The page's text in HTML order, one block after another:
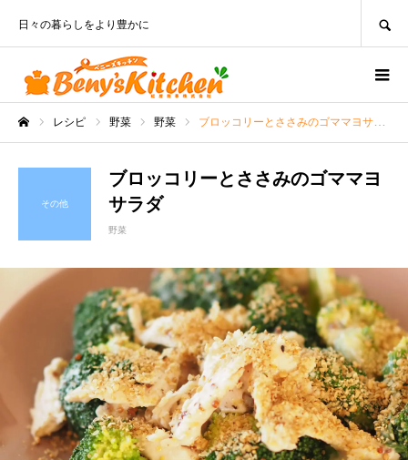
日々の暮らしをより豊かに
レシピ 野菜 野菜 ブロッコリーとささみのゴママヨサラダ
その他
ブロッコリーとささみのゴママヨ
サラダ
野菜